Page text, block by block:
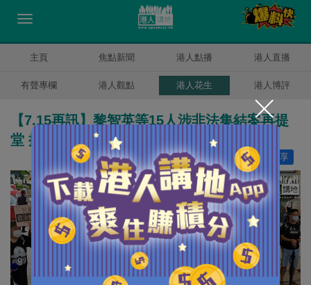
主頁 焦點新聞 港人點播 港人直播
有聲專欄 港人觀點 港人花生 港人博評
【7.15再訊】黎智英等15人涉非法集結案再提
堂 控方申請禁離境防潛逃遭拒
分享
讚好 16